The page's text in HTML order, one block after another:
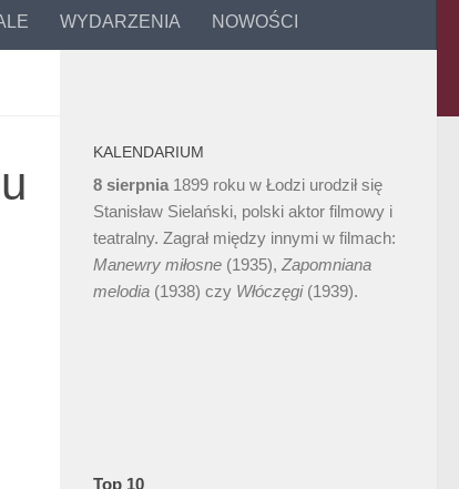
WYDARZENIA NOWOŚCI
KALENDARIUM
8 sierpnia 1899 roku w Łodzi urodził się
Stanisław Sielański, polski aktor filmowy i
teatralny. Zagrał między innymi w filmach:
Manewry miłosne (1935), Zapomniana
melodia (1938) czy Włóczęgi(1939).
Top 10